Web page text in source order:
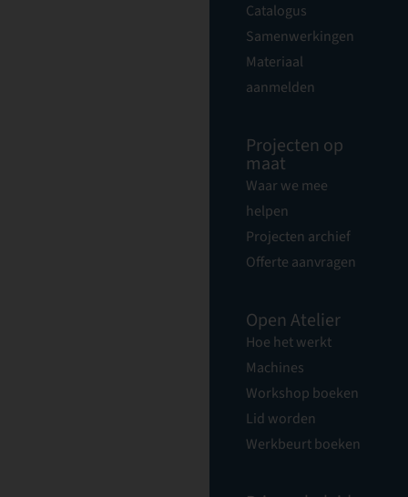
Catalogus
Samenwerkingen
Materiaal
aanmelden
Projecten op
maat
Waar we mee
helpen
Projecten archief
Offerte aanvragen
Open Atelier
Hoe het werkt
Machines
Workshop boeken
Lid worden
Werkbeurt boeken